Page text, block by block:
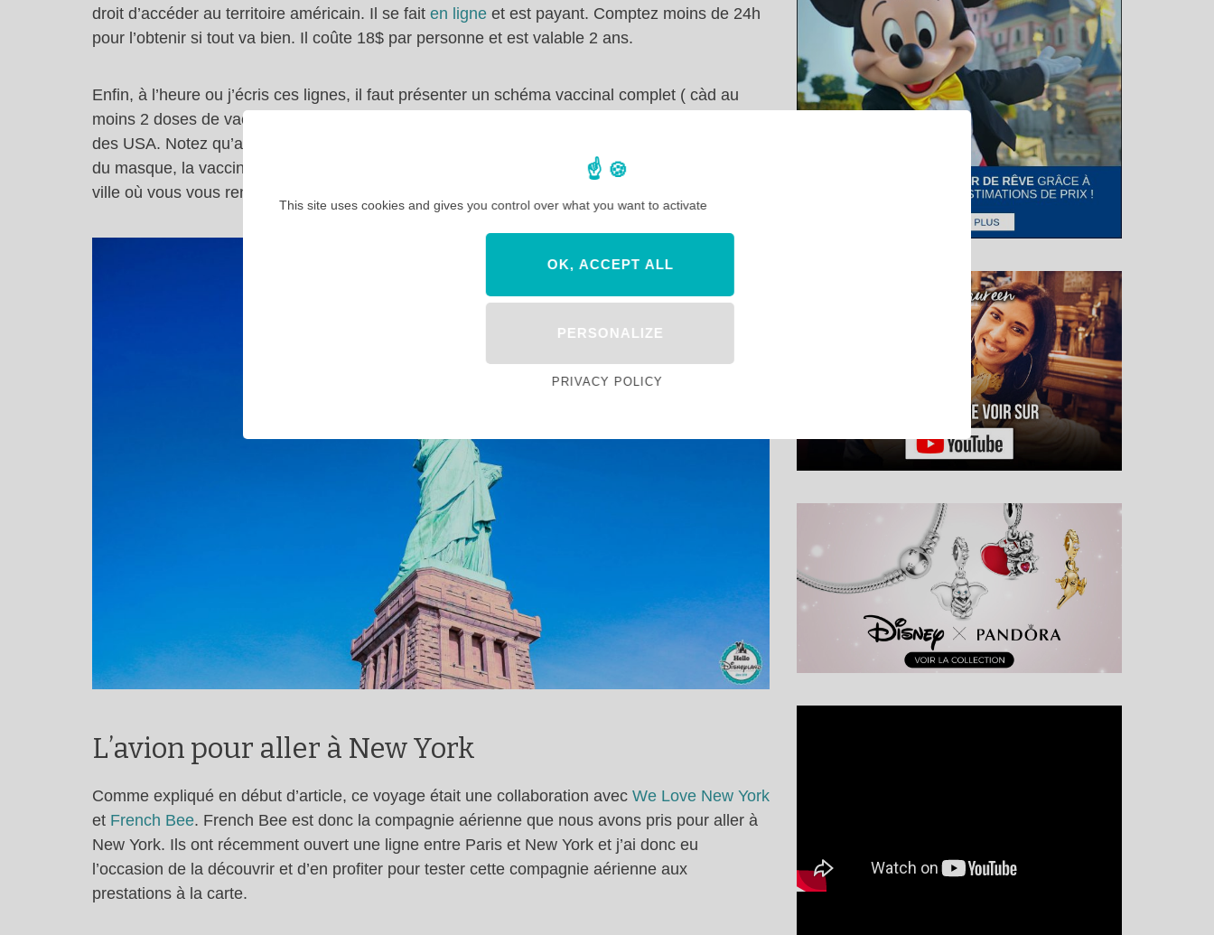
droit d’accéder au territoire américain. Il se fait en ligne et est payant. Comptez moins de 24h
pour l’obtenir si tout va bien. Il coûte 18$ par personne et est valable 2 ans.
Enfin, à l’heure ou j’écris ces lignes, il faut présenter un schéma vaccinal complet ( càd au
moins 2 doses de vaccin ) + 1 test PCR négatif pour prétendre prendre l’avion en direction
des USA. Notez qu’aux US, le règlement diffère d’un état à l’autre en ce qui concerne le port
du masque, la vaccination …etc. Renseignez vous sur les sites officiels des états ou de la
ville où vous vous rendez avant de partir pour être bien au fait.
L’avion pour aller à New York
Comme expliqué en début d’article, ce voyage était une collaboration avec We Love New York
et French Bee. French Bee est donc la compagnie aérienne que nous avons pris pour aller à
New York. Ils ont récemment ouvert une ligne entre Paris et New York et j’ai donc eu
l’occasion de la découvrir et d’en profiter pour tester cette compagnie aérienne aux
prestations à la carte.
This site uses cookies and gives you control over what you want to activate
OK, ACCEPT ALL
PERSONALIZE
PRIVACY POLICY